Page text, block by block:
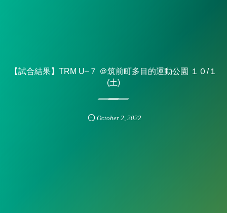
【試合結果】TRM U–７ ＠筑前町多目的運動公園 １０/１
(土)
October 2, 2022